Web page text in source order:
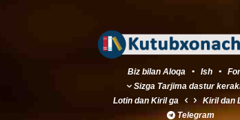
Biz bilan Aloqa • Ish •
Sizga Tarjima dastur
Lotindan Kirilga Kirildan
Telegram